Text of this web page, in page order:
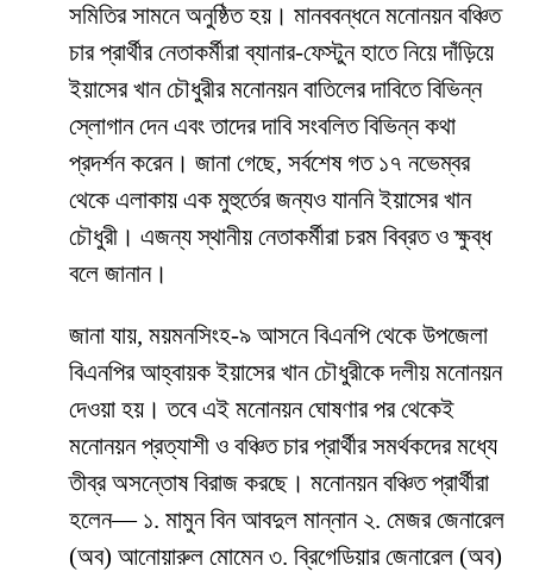
সমিতির সামনে অনুষ্ঠিত হয়। মানববন্ধনে মনোনয়ন বঞ্চিত
চার প্রার্থীর নেতাকর্মীরা ব্যানার-ফেস্টুন হাতে নিয়ে দাঁড়িয়ে
ইয়াসের খান চৌধুরীর মনোনয়ন বাতিলের দাবিতে বিভিন্ন
স্লোগান দেন এবং তাদের দাবি সংবলিত বিভিন্ন কথা
প্রদর্শন করেন। জানা গেছে, সর্বশেষ গত ১৭ নভেম্বর
থেকে এলাকায় এক মুহুর্তের জন্যও যাননি ইয়াসের খান
চৌধুরী। এজন্য স্থানীয় নেতাকর্মীরা চরম বিব্রত ও ক্ষুব্ধ
বলে জানান।
জানা যায়, ময়মনসিংহ-৯ আসনে বিএনপি থেকে উপজেলা
বিএনপির আহ্বায়ক ইয়াসের খান চৌধুরীকে দলীয় মনোনয়ন
দেওয়া হয়। তবে এই মনোনয়ন ঘোষণার পর থেকেই
মনোনয়ন প্রত্যাশী ও বঞ্চিত চার প্রার্থীর সমর্থকদের মধ্যে
তীব্র অসন্তোষ বিরাজ করছে। মনোনয়ন বঞ্চিত প্রার্থীরা
হলেন— ১. মামুন বিন আবদুল মান্নান ২. মেজর জেনারেল
(অব) আনোয়ারুল মোমেন ৩. ব্রিগেডিয়ার জেনারেল (অব)